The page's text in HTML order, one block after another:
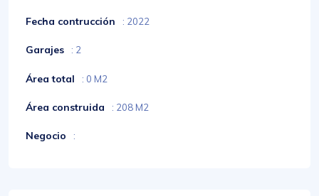
Fecha contrucción : 2022
Garajes : 2
Área total : 0 M2
Área construida : 208 M2
Negocio :